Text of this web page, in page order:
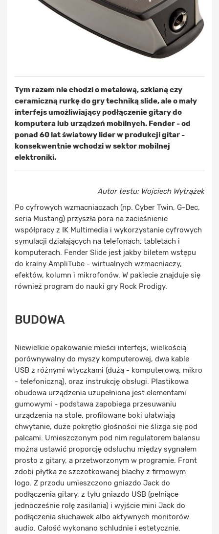
Tym razem nie chodzi o metalową, szklaną czy
ceramiczną rurkę do gry techniką slide, ale o mały
interfejs umożliwiający podłączenie gitary do
komputera lub urządzeń mobilnych. Fender - od
ponad 60 lat światowy lider w produkcji gitar -
konsekwentnie wchodzi w sektor mobilnej
elektroniki.
Autor testu: Wojciech Wytrążek
Po cyfrowych wzmacniaczach (np. Cyber Twin, G-Dec,
seria Mustang) przyszła pora na zacieśnienie
współpracy z IK Multimedia i wykorzystanie cyfrowych
symulacji działających na telefonach, tabletach i
komputerach. Fender Slide jest jakby biletem wstępu
do krainy AmpliTube - wirtualnych wzmacniaczy,
efektów, kolumn i mikrofonów. W pakiecie znajduje się
również program do nauki gry Rock Prodigy.
BUDOWA
Niewielkie opakowanie mieści interfejs, wielkością
porównywalny do myszy komputerowej, dwa kable
USB z różnymi wtyczkami (dużą - komputerową, mikro
- telefoniczną), oraz instrukcję obsługi. Plastikowa
obudowa urządzenia uzupełniona jest elementami
gumowymi - podstawa zapobiega przesuwaniu
urządzenia na stole, profilowane boki ułatwiają
chwytanie, duże pokrętło głośności nie ślizga się pod
palcami. Umieszczonym pod nim regulatorem balansu
można ustawić proporcję odsłuchu między sygnałem
prosto z gitary, a przetworzonym w programie. Front
zdobi płytka ze szczotkowanej blachy z firmowym
logo. Z przodu umieszczono gniazdo Jack do
podłączenia gitary, z tyłu gniazdo USB (pełniące
jednocześnie rolę zasilania) i wyjście mini Jack do
podłączenia słuchawek albo aktywnych monitorów
audio. Całość wykonano schludnie i estetycznie.